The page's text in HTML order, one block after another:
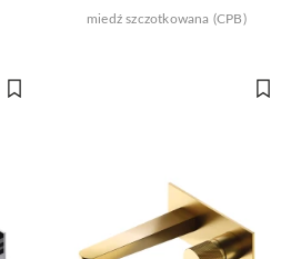
miedź szczotkowana (CPB)